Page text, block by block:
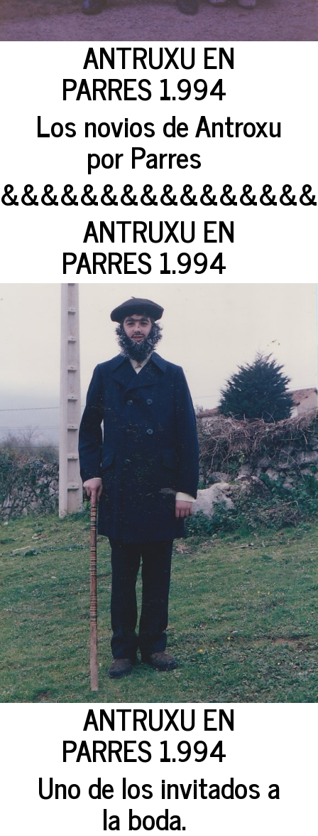
ANTRUXU EN
PARRES 1.994
Los novios de Antroxu
por Parres
ANTRUXU EN
PARRES 1.994
ANTRUXU EN
PARRES 1.994
Uno de los invitados a
la boda.